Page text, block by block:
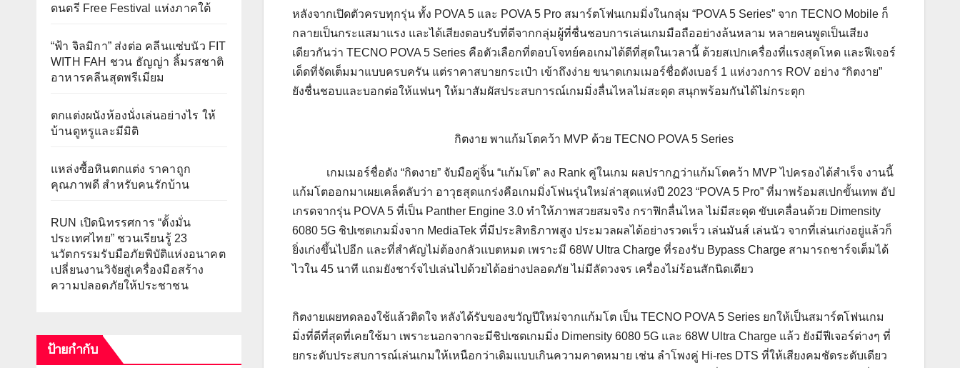
ดนตรี Free Festival แห่งภาคใต้
“ฟ้า จิลมิกา” ส่งต่อ คลีนแซ่บนัว FIT
WITH FAH ชวน ธัญญ่า ลิ้มรสชาติ
อาหารคลีนสุดพรีเมียม
ตกแต่งผนังห้องนั่งเล่นอย่างไร ให้
บ้านดูหรูและมีมิติ
แหล่งซื้อหินตกแต่ง ราคาถูก
คุณภาพดี สำหรับคนรักบ้าน
RUN เปิดนิทรรศการ “ตั้งมั่น
ประเทศไทย” ชวนเรียนรู้ 23
นวัตกรรมรับมือภัยพิบัติแห่งอนาคต
เปลี่ยนงานวิจัยสู่เครื่องมือสร้าง
ความปลอดภัยให้ประชาชน
ป้ายกำกับ
หลังจากเปิดตัวครบทุกรุ่น ทั้ง POVA 5 และ POVA 5 Pro สมาร์ตโฟนเกมมิ่งในกลุ่ม “POVA 5 Series” จาก TECNO Mobile ก็
กลายเป็นกระแสมาแรง และได้เสียงตอบรับที่ดีจากกลุ่มผู้ที่ชื่นชอบการเล่นเกมมือถืออย่างล้นหลาม หลายคนพูดเป็นเสียง
เดียวกันว่า TECNO POVA 5 Series คือตัวเลือกที่ตอบโจทย์คอเกมได้ดีที่สุดในเวลานี้ ด้วยสเปกเครื่องที่แรงสุดโหด และฟีเจอร์
เด็ดที่จัดเต็มมาแบบครบครัน แต่ราคาสบายกระเป๋า เข้าถึงง่าย ขนาดเกมเมอร์ชื่อดังเบอร์ 1 แห่งวงการ ROV อย่าง “กิตงาย”
ยังชื่นชอบและบอกต่อให้แฟนๆ ให้มาสัมผัสประสบการณ์เกมมิ่งลื่นไหลไม่สะดุด สนุกพร้อมกันได้ไม่กระตุก
กิตงาย พาแก้มโตคว้า MVP ด้วย TECNO POVA 5 Series
เกมเมอร์ชื่อดัง “กิตงาย” จับมือคู่จิ้น “แก้มโต” ลง Rank คู่ในเกม ผลปรากฏว่าแก้มโตคว้า MVP ไปครองได้สำเร็จ งานนี้
แก้มโตออกมาเผยเคล็ดลับว่า อาวุธสุดแกร่งคือเกมมิ่งโฟนรุ่นใหม่ล่าสุดแห่งปี 2023 “POVA 5 Pro” ที่มาพร้อมสเปกขั้นเทพ อัป
เกรดจากรุ่น POVA 5 ที่เป็น Panther Engine 3.0 ทำให้ภาพสวยสมจริง กราฟิกลื่นไหล ไม่มีสะดุด ขับเคลื่อนด้วย Dimensity
6080 5G ชิปเซตเกมมิ่งจาก MediaTek ที่มีประสิทธิภาพสูง ประมวลผลได้อย่างรวดเร็ว เล่นมันส์ เล่นนัว จากที่เล่นเก่งอยู่แล้วก็
ยิ่งเก่งขึ้นไปอีก และที่สำคัญไม่ต้องกลัวแบตหมด เพราะมี 68W Ultra Charge ที่รองรับ Bypass Charge สามารถชาร์จเต็มได้
ไวใน 45 นาที แถมยังชาร์จไปเล่นไปด้วยได้อย่างปลอดภัย ไม่มีลัดวงจร เครื่องไม่ร้อนสักนิดเดียว
กิตงายเผยทดลองใช้แล้วติดใจ หลังได้รับของขวัญปีใหม่จากแก้มโต เป็น TECNO POVA 5 Series ยกให้เป็นสมาร์ตโฟนเกม
มิ่งที่ดีที่สุดที่เคยใช้มา เพราะนอกจากจะมีชิปเซตเกมมิ่ง Dimensity 6080 5G และ 68W Ultra Charge แล้ว ยังมีฟีเจอร์ต่างๆ ที่
ยกระดับประสบการณ์เล่นเกมให้เหนือกว่าเดิมแบบเกินความคาดหมาย เช่น ลำโพงคู่ Hi-res DTS ที่ให้เสียงคมชัดระดับเดียว